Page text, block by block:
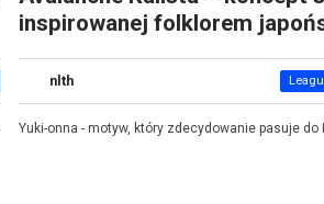
inspirowanej folklorem
nlth
Yuki-onna - motyw, który zdecydowanie pasuje do